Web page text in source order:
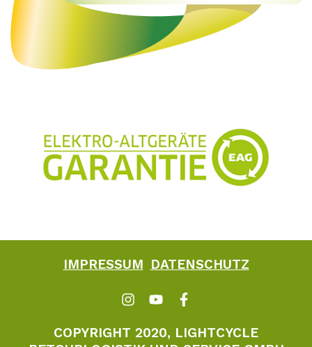
IMPRESSUM DATENSCHUTZ
COPYRIGHT 2020, LIGHTCYCLE